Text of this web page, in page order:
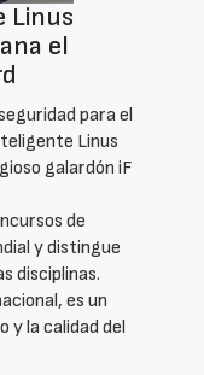
Linus
el
para el
Linus
galardón iF
de
y distingue
disciplinas.
es un
y la calidad del